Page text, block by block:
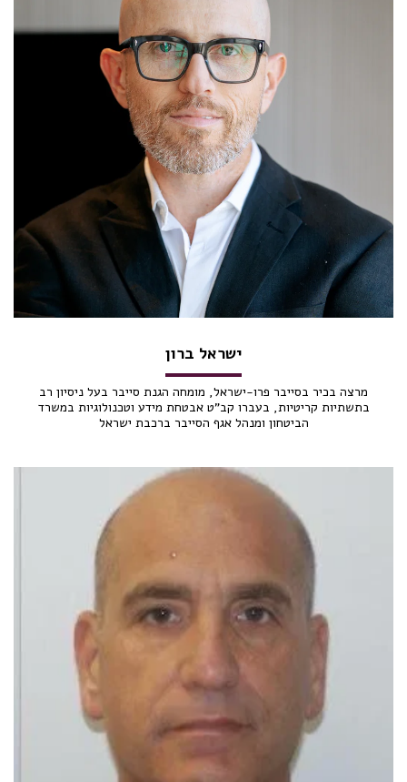
ישראל ברון
מרצה בכיר בסייבר פרו-ישראל, מומחה הגנת סייבר בעל ניסיון רב
בתשתיות קריטיות, בעברו קב"ט אבטחת מידע וטכנולוגיות במשרד
הביטחון ומנהל אגף הסייבר ברכבת ישראל